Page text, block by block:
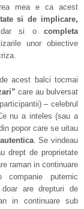
mea e ca acest
si de implicare,
si o completa
unor obiective
acest balci tocmai
care au bulversat
– celebrul
nu a inteles (sau a
popor care se uitau
. Se vindeau
drept de proprietate
raman in continuare
puternic
are drepturi de
in continuare sub